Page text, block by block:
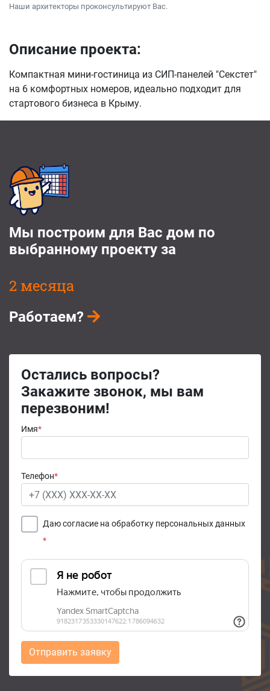
Наши архитекторы проконсультируют Вас.
Описание проекта:
Компактная мини-гостиница из СИП-панелей "Секстет"
на 6 комфортных номеров, идеально подходит для
стартового бизнеса в Крыму.
Мы построим для Вас дом по
выбранному проекту за
2 месяца
Работаем?
Остались вопросы?
Закажите звонок, мы вам
перезвоним!
Имя*
Телефон*
Даю согласие на обработку персональных данных
*
Отправить заявку